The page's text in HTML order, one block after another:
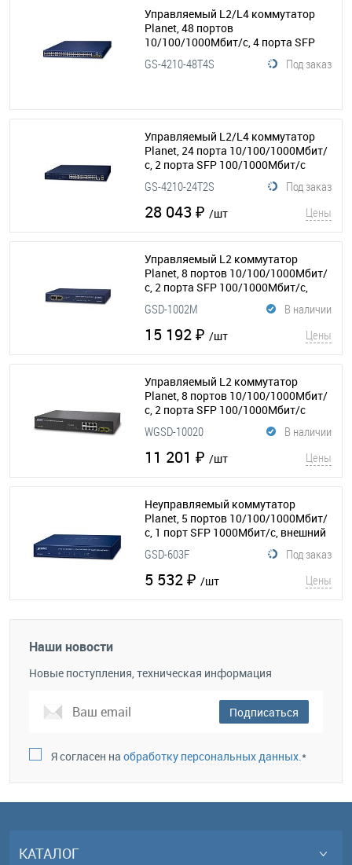
Управляемый L2/L4 коммутатор
Planet, 48 портов
10/100/1000Мбит/с, 4 порта SFP
100/1000Мбит/с
(154-122) Под заказ
GS-4210-48T4S
Управляемый L2/L4 коммутатор
Planet, 24 порта 10/100/1000Мбит/
с, 2 порта SFP 100/1000Мбит/с
(154-088)
Под заказ
GS-4210-24T2S
28 043 ₽ /шт Цены
Управляемый L2 коммутатор
Planet, 8 портов 10/100/1000Мбит/
с, 2 порта SFP 100/1000Мбит/с,
питание через POE или от 12 В DC
(адаптер в комплекте)
(154-079)
В наличии
GSD-1002M
15 192 ₽ /шт Цены
Управляемый L2 коммутатор
Planet, 8 портов 10/100/1000Мбит/
с, 2 порта SFP 100/1000Мбит/с
(154-072)
В наличии
WGSD-10020
11 201 ₽ /шт Цены
Неуправляемый коммутатор
Planet, 5 портов 10/100/1000Мбит/
с, 1 порт SFP 1000Мбит/с, внешний
блок питания
Под заказ
GSD-603F
5 532 ₽ /шт Цены
Наши новости
Новые поступления, техническая информация
Подписаться
Я согласен на обработку персональных данных. *
КАТАЛОГ